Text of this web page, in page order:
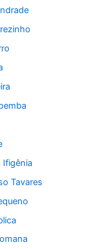
Tavares